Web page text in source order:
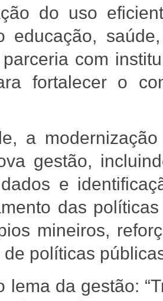
do uso
educação,
com
fortalecer o
a
gestão,
e
das
mineiros,
de políticas
lema da gestão: